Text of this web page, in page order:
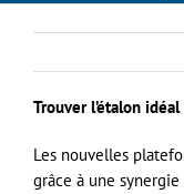
Trouver l’étalon
Les nouvelles
grâce à une